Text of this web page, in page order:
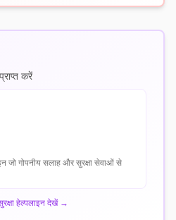
करें
जो गोपनीय सलाह और सुरक्षा सेवाओं से
हेल्पलाइन देखें→